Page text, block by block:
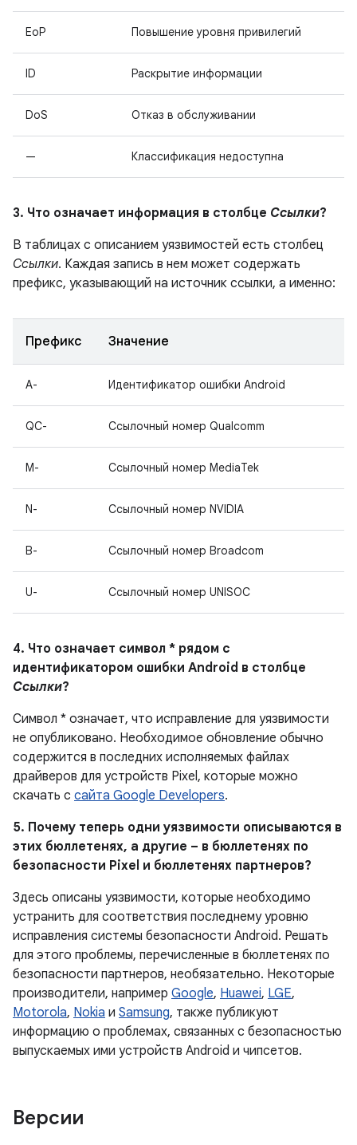
EoP Повышение уровня привилегий
ID Раскрытие информации
DoS Отказ в обслуживании
— Классификация недоступна
3. Что означает информация в столбце Ссылки?
В таблицах с описанием уязвимостей есть столбец
Ссылки. Каждая запись в нем может содержать
префикс, указывающий на источник ссылки, а именно:
Префикс Значение
A- Идентификатор ошибки Android
QC- Ссылочный номер Qualcomm
M- Ссылочный номер MediaTek
N- Ссылочный номер NVIDIA
B- Ссылочный номер Broadcom
U- Ссылочный номер UNISOC
4. Что означает символ * рядом с
идентификатором ошибки Android в столбце
Ссылки?
Символ * означает, что исправление для уязвимости
не опубликовано. Необходимое обновление обычно
содержится в последних исполняемых файлах
драйверов для устройств Pixel, которые можно
скачать с сайта Google Developers.
5. Почему теперь одни уязвимости описываются в
этих бюллетенях, а другие – в бюллетенях по
безопасности Pixel и бюллетенях партнеров?
Здесь описаны уязвимости, которые необходимо
устранить для соответствия последнему уровню
исправления системы безопасности Android. Решать
для этого проблемы, перечисленные в бюллетенях по
безопасности партнеров, необязательно. Некоторые
производители, например Google, Huawei, LGE,
Motorola, Nokia и Samsung, также публикуют
информацию о проблемах, связанных с безопасностью
выпускаемых ими устройств Android и чипсетов.
Версии